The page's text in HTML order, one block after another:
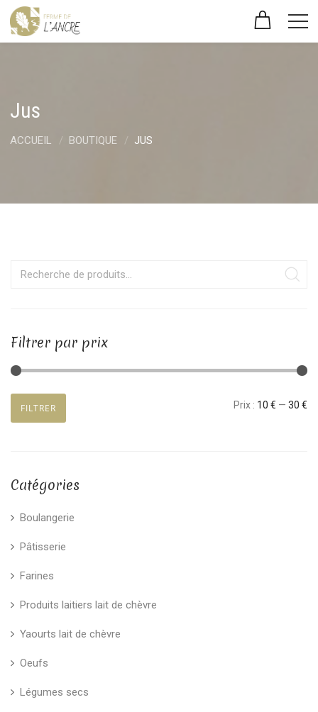
Jus
ACCUEIL BOUTIQUE JUS
Filtrer par prix
Prix
min
Prix
max
FILTRER Prix : 10 € — 30 €
Catégories
Boulangerie
Pâtisserie
Farines
Produits laitiers lait de chèvre
Yaourts lait de chèvre
Oeufs
Légumes secs